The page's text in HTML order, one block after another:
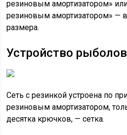
резиновым амортизатором»
резиновым амортизатором» —
размера.
Устройство
Сеть с резинкой устроена по
резиновым амортизатором,
десятка крючков, — сетка.